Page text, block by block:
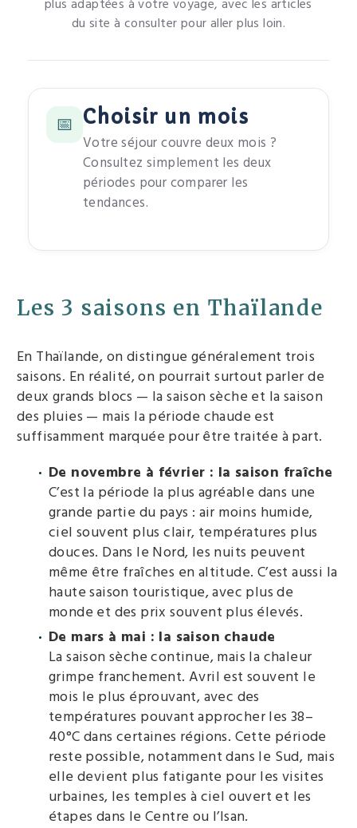
plus adaptées à votre voyage, avec les articles
du site à consulter pour aller plus loin.
📅 Choisir un mois
Votre séjour couvre deux mois ?
Consultez simplement les deux
périodes pour comparer les
tendances.
Les 3 saisons en Thaïlande
En Thaïlande, on distingue généralement trois
saisons. En réalité, on pourrait surtout parler de
deux grands blocs — la saison sèche et la saison
des pluies — mais la période chaude est
suffisamment marquée pour être traitée à part.
De novembre à février : la saison fraîche
C’est la période la plus agréable dans une
grande partie du pays : air moins humide,
ciel souvent plus clair, températures plus
douces. Dans le Nord, les nuits peuvent
même être fraîches en altitude. C’est aussi la
haute saison touristique, avec plus de
monde et des prix souvent plus élevés.
De mars à mai : la saison chaude
La saison sèche continue, mais la chaleur
grimpe franchement. Avril est souvent le
mois le plus éprouvant, avec des
températures pouvant approcher les 38–
40°C dans certaines régions. Cette période
reste possible, notamment dans le Sud, mais
elle devient plus fatigante pour les visites
urbaines, les temples à ciel ouvert et les
étapes dans le Centre ou l’Isan.